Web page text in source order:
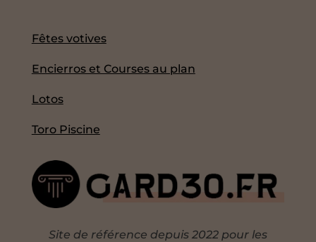
Fêtes votives
Encierros et Courses au plan
Lotos
Toro Piscine
Site de référence depuis 2022 pour les